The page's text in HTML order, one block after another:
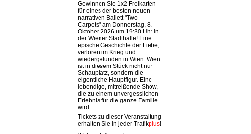
Gewinnen Sie 1x2 Freikarten
für eines der besten neuen
narrativen Ballett "Two
Carpets" am Donnerstag, 8.
Oktober 2026 um 19:30 Uhr in
der Wiener Stadthalle! Eine
epische Geschichte der Liebe,
verloren im Krieg und
wiedergefunden in Wien. Wien
ist in diesem Stück nicht nur
Schauplatz, sondern die
eigentliche Hauptfigur. Eine
lebendige, mitreißende Show,
die zu einem unvergesslichen
Erlebnis für die ganze Familie
wird.
Tickets zu dieser Veranstaltung
erhalten Sie in jeder Trafikplus!